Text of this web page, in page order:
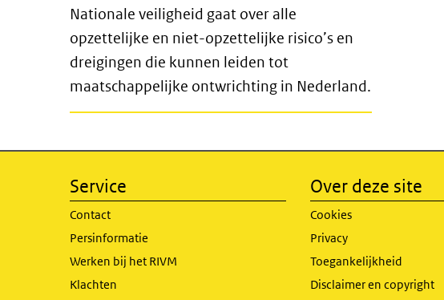
Nationale veiligheid gaat over alle
opzettelijke en niet-opzettelijke risico’s en
dreigingen die kunnen leiden tot
maatschappelijke ontwrichting in Nederland.
Service
Contact
Persinformatie
Werken bij het RIVM
Klachten
Over deze site
Cookies
Privacy
Toegankelijkheid
Disclaimer en copyright